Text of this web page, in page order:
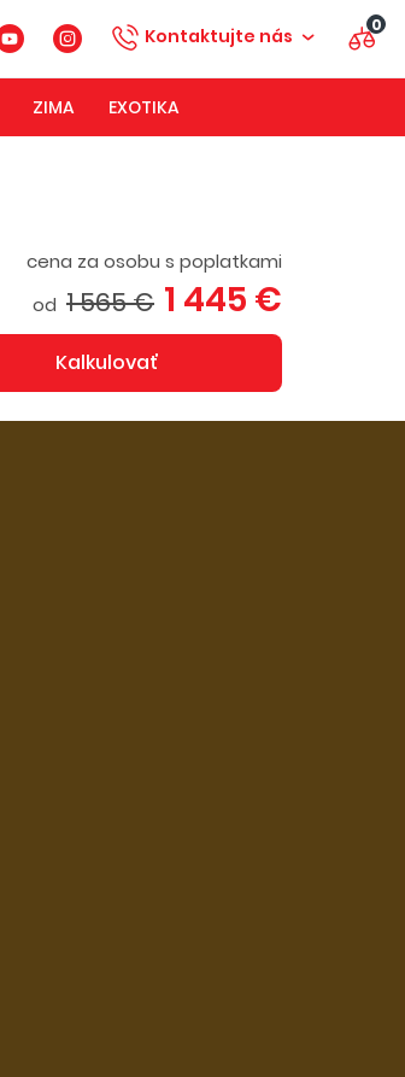
Kontaktujte nás 0
ZIMA EXOTIKA
cena za osobu s poplatkami
od 1 565 € 1 445 €
Kalkulovať